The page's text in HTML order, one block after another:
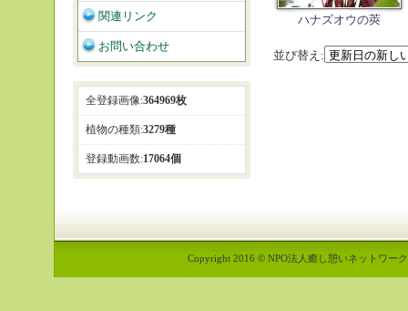
ハナズオウの莢
並び替え:
関連リンク
お問い合わせ
全登録画像:364969枚
植物の種類:3279種
登録動画数:17064個
Copyright 2016 © NPO法人癒し憩いネットワー